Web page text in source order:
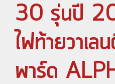
30 รุ่นปี
ไฟท้ายวาเล
พาร์ด